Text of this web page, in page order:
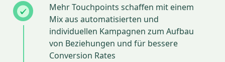
Mehr Touchpoints schaffen mit einem
Mix aus automatisierten und
individuellen Kampagnen zum Aufbau
von Beziehungen und für bessere
Conversion Rates